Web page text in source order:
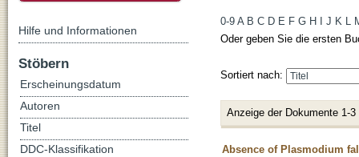
0-9 A B C D E F G H J K L
Oder geben Sie die ersten
Sortiert nach:
Anzeige der Dokumente 1-3
Absence of Plasmodium
Hilfe und Informationen
Stöbern
Erscheinungsdatum
Autoren
Titel
DDC-Klassifikation